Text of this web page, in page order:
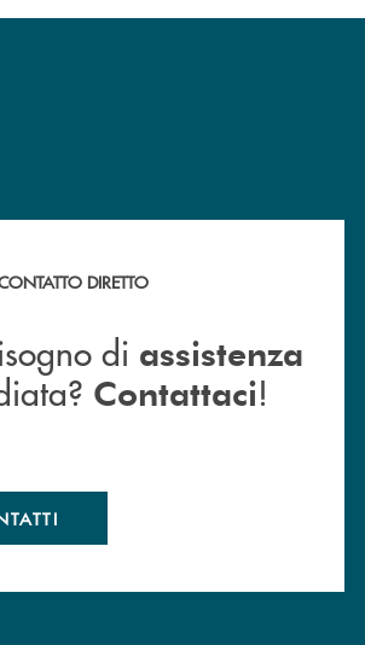
di assistenza immediata? Contattaci !
DIRETTO
di assistenza
Contattaci!